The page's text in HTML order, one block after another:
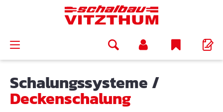
Schalungssysteme /
Deckenschalung